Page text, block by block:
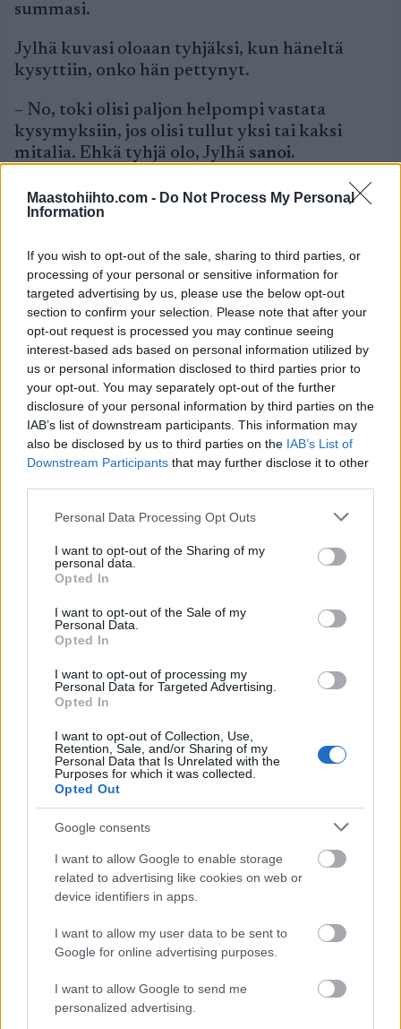
Maastohiihto.com - Do Not Process My Personal
Information
If you wish to opt-out of the sale, sharing to third parties, or
processing of your personal or sensitive information for
targeted advertising by us, please use the below opt-out
section to confirm your selection. Please note that after your
opt-out request is processed you may continue seeing
interest-based ads based on personal information utilized by
us or personal information disclosed to third parties prior to
your opt-out. You may separately opt-out of the further
disclosure of your personal information by third parties on the
IAB’s list of downstream participants. This information may
also be disclosed by us to third parties on the IAB’s List of
Downstream Participants that may further disclose it to other
Please note that this website/app uses one or more Google
not limited to your visit or usage behaviour. You may click to
grant or deny consent to Google and its third-party tags to
use your data for below specified purposes in below Google
consent section.
Personal Data Processing Opt Outs
I want to opt-out of the Sharing of my
personal data.
Opted In
I want to opt-out of the Sale of my
Personal Data.
Opted In
I want to opt-out of processing my
Personal Data for Targeted Advertising.
Opted In
I want to opt-out of Collection, Use,
Retention, Sale, and/or Sharing of my
Personal Data that Is Unrelated with the
Purposes for which it was collected.
Opted Out
Google consents
I want to allow Google to enable storage
related to advertising like cookies on web or
device identifiers in apps.
I want to allow my user data to be sent to
Google for online advertising purposes.
I want to allow Google to send me
personalized advertising.
summasi.
Jylhä kuvasi oloaan tyhjäksi, kun häneltä
kysyttiin, onko hän pettynyt.
– No, toki olisi paljon helpompi vastata
kysymyksiin, jos olisi tullut yksi tai kaksi
mitalia. Ehkä tyhjä olo, Jylhä sanoi.
Falun:
Miehet:
2) Lukas Bauer Tshekki 1,7 sekuntia jäljessä,
3) Johan Olsson Ruotsi –2,0, 4) Maksim
Vilegzhanin Venäjä –2,8, 5) Alex Harvey
Kanada –6,0, 6) Dario Cologna Sveitsi –9,5, 7)
Aleksei Poltoranin Kazakstan –10,1, 8) Didrik
Tönseth Norja –10,1, 9) Daniel Richardsson
Ruotsi –14,6, 10) Aleksander Bessmertnih
Venäjä –17,5, 11) Martin Johnsrud Sundby
Norja –20,7, 12) Dietmar Noeckler Italia –
21,6, 13) Niklas Dyrhaug Norja –22,3, 14)
Maurice Manificat Ranska –22,3, 15) Anders
Södergren Ruotsi –24,0, 16) Martin Jaks
Tshekki –33,6, 17) Keishin Yoshida Japani –
Graeme Killick Kanada –1.44,1, 20) Matti
Heikkinen Suomi –1.49,3, 21) Algo Karp Viro
23) Mattia Pellegrin Italia –2.23,6, 24) Calle
Halfvarsson Ruotsi –2.56,9, 25) Lars Nelson
Ruotsi –2.57,5, 26) Aivar Rehemaa Viro Viro –
3.03,0, 27) Andrei Larkov Venäjä –3.13,5, 28)
Bernhard Tritscher Itävalta –3.15,3, 29) Sami
Jauhojärvi Suomi –3.17,5, 30) Ivan Babikov
Kanada –3.48,4…38) Ristomatti Hakola Suomi
–7.05,1. Lari Lehtonen Suomi keskeytti.
Falun jatkoi edellisten MM-kisojen
yhden pronssin tahtia
Suomen mitalit pohjoismaisten hiihtolajien
MM-kisoissa 2001–2015
(kultaa+hopeaa+pronssia=yhteensä):
2003 Val di Fiemme 1+1+2=4
2005 Oberstdorf 1+3+1=5